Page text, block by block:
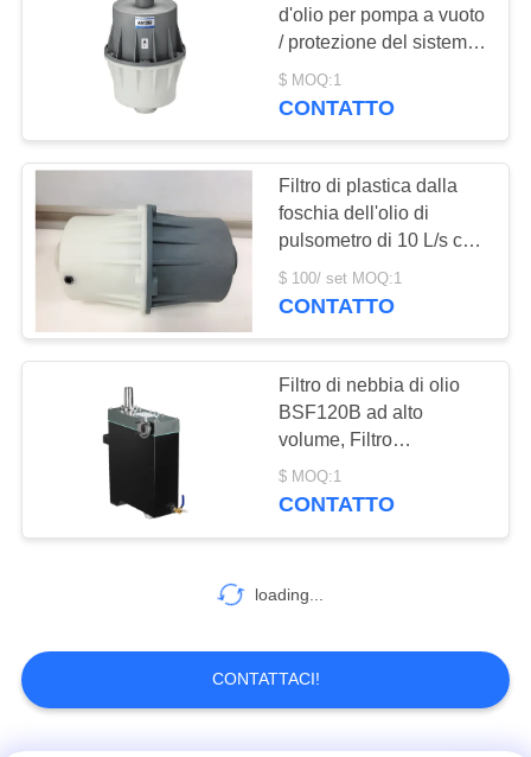
COMPRESSOR
MAPPA
DEL
SITO
POLITICA
SULLA
PRIVACY
pulsometro di radici
25
Pulsometro di
ripetitore
sistema del
pulsometro
d'olio per pompa a vuoto
/ protezione del sistema
a vuoto
$ MOQ:1
CONTATTO
Filtro di plastica dalla
foschia dell'olio di
pulsometro di 10 L/s che
protegge
dall'inquinamento della
$ 100/ set MOQ:1
CONTATTO
Filtro di nebbia di olio
BSF120B ad alto
volume, Filtro
eliminatore di nebbia di
pompa a vuoto rotante di
$ MOQ:1
CONTATTO
loading...
CONTATTACI!